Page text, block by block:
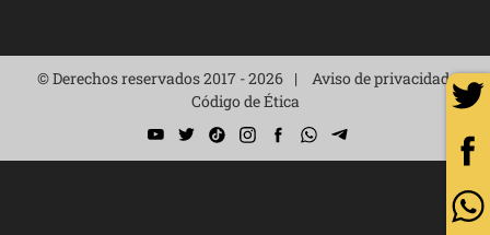
© Derechos reservados 2017 - 2026
Aviso de privacidad
Código de Ética